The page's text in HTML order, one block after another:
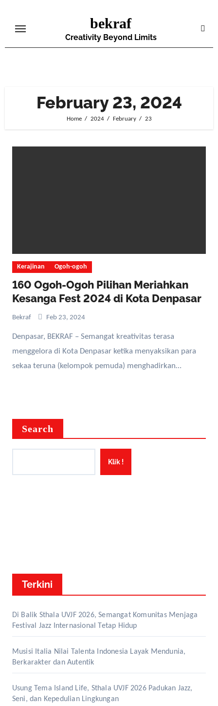
content
bekraf
Creativity Beyond Limits
February 23, 2024
Home 2024 February 23
Kerajinan Ogoh-ogoh
160 Ogoh-Ogoh Pilihan Meriahkan
Kesanga Fest 2024 di Kota Denpasar
Bekraf Feb 23, 2024
Denpasar, BEKRAF – Semangat kreativitas terasa
menggelora di Kota Denpasar ketika menyaksikan para
sekaa teruna (kelompok pemuda) menghadirkan…
Search
Klik !
Terkini
Di Balik Sthala UVJF 2026, Semangat Komunitas Menjaga
Festival Jazz Internasional Tetap Hidup
Musisi Italia Nilai Talenta Indonesia Layak Mendunia,
Berkarakter dan Autentik
Usung Tema Island Life, Sthala UVJF 2026 Padukan Jazz,
Seni, dan Kepedulian Lingkungan